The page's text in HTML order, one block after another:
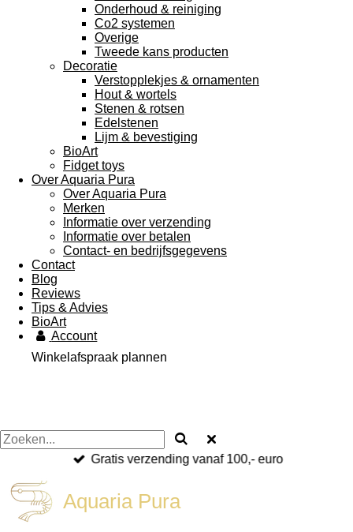
Onderhoud & reiniging
Co2 systemen
Overige
Tweede kans producten
Decoratie
Verstopplekjes & ornamenten
Hout & wortels
Stenen & rotsen
Edelstenen
Lijm & bevestiging
BioArt
Fidget toys
Over Aquaria Pura
Over Aquaria Pura
Merken
Informatie over verzending
Informatie over betalen
Contact- en bedrijfsgegevens
Contact
Blog
Reviews
Tips & Advies
BioArt
Account
Winkelafspraak plannen
Gratis verzending vanaf 100,- euro
Aquaria Pura